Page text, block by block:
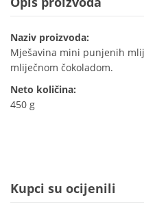
Naziv proizvoda:
Mješavina mini punjenih
mliječnom čokoladom.
Neto količina:
450 g
Kupci su ocijenili